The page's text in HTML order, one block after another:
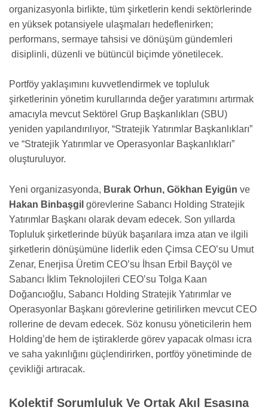
organizasyonla birlikte, tüm şirketlerin kendi sektörlerinde
en yüksek potansiyele ulaşmaları hedeflenirken;
performans, sermaye tahsisi ve dönüşüm gündemleri
disiplinli, düzenli ve bütüncül biçimde yönetilecek.
Portföy yaklaşımını kuvvetlendirmek ve topluluk
şirketlerinin yönetim kurullarında değer yaratımını artırmak
amacıyla mevcut Sektörel Grup Başkanlıkları (SBU)
yeniden yapılandırılıyor, “Stratejik Yatırımlar Başkanlıkları”
ve “Stratejik Yatırımlar ve Operasyonlar Başkanlıkları”
oluşturuluyor.
Yeni organizasyonda, Burak Orhun, Gökhan Eyigün ve
Hakan Binbaşgil görevlerine Sabancı Holding Stratejik
Yatırımlar Başkanı olarak devam edecek. Son yıllarda
Topluluk şirketlerinde büyük başarılara imza atan ve ilgili
şirketlerin dönüşümüne liderlik eden Çimsa CEO’su Umut
Zenar, Enerjisa Üretim CEO’su İhsan Erbil Bayçöl ve
Sabancı İklim Teknolojileri CEO’su Tolga Kaan
Doğancıoğlu, Sabancı Holding Stratejik Yatırımlar ve
Operasyonlar Başkanı görevlerine getirilirken mevcut CEO
rollerine de devam edecek. Söz konusu yöneticilerin hem
Holding’de hem de iştiraklerde görev yapacak olması icra
ve saha yakınlığını güçlendirirken, portföy yönetiminde de
çevikliği artıracak.
Kolektif Sorumluluk Ve Ortak Akıl Esasına